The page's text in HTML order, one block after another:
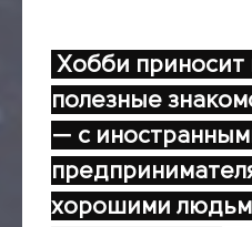
Хобби
полезные
— с
хорошими